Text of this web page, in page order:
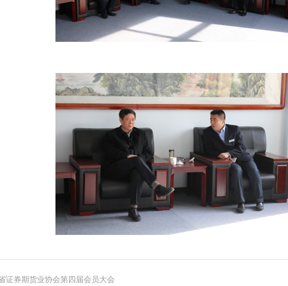
证券期货业协会第四届会员大会